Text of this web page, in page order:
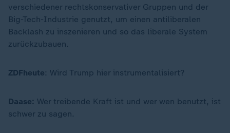
verschiedener rechtskonservativer Gruppen und der
Big-Tech-Industrie genutzt, um einen antiliberalen
Backlash zu inszenieren und so das liberale System
zurückzubauen.
ZDFheute: Wird Trump hier instrumentalisiert?
Daase: Wer treibende Kraft ist und wer wen benutzt, ist
schwer zu sagen.